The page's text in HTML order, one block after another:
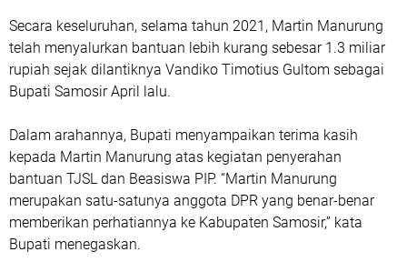
Secara keseluruhan, selama tahun 2021, Martin Manurung
telah menyalurkan bantuan lebih kurang sebesar 1.3 miliar
rupiah sejak dilantiknya Vandiko Timotius Gultom sebagai
Bupati Samosir April lalu.
Dalam arahannya, Bupati menyampaikan terima kasih
kepada Martin Manurung atas kegiatan penyerahan
bantuan TJSL dan Beasiswa PIP. “Martin Manurung
merupakan satu-satunya anggota DPR yang benar-benar
memberikan perhatiannya ke Kabupaten Samosir,” kata
Bupati menegaskan.